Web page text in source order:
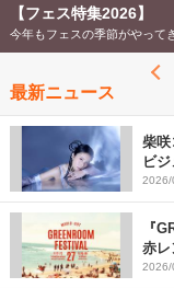
最新ニュース
柴
ビ
一部
2026/
『
赤レ
2026/